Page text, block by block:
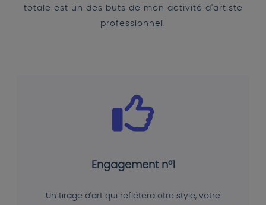
totale est un des buts de mon activité d'artiste
professionnel.
Engagement n°1
Un tirage d'art qui reflétera otre style, votre